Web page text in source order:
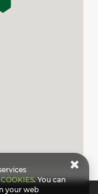
. You can
your web